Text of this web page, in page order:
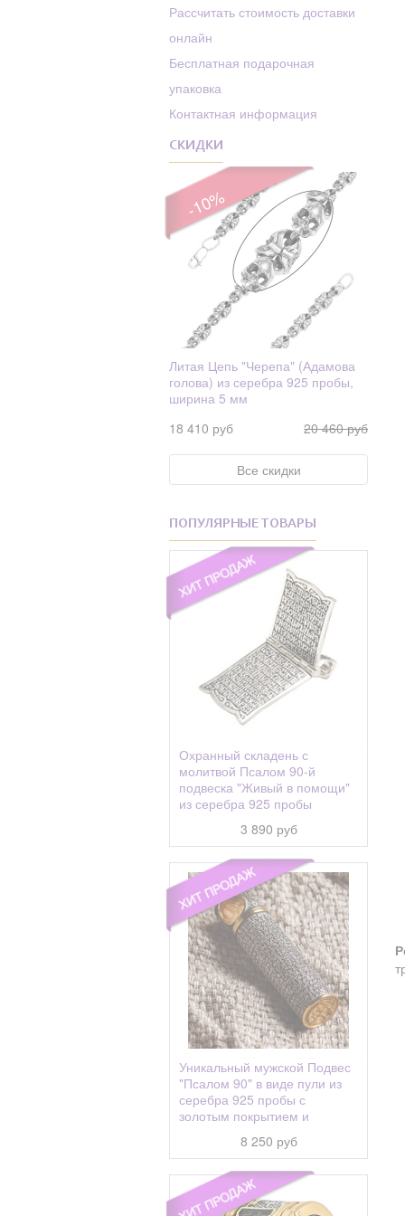
Родолит
Рубин
Сапфир
Сапфир Фианит
Swarovski
Сапфиры
Стекло
Стразы
Танзанит
Текстиль
Топаз
Турмалин
Фианит
Фианит Swarovski
Хризолит
Циркон
Цитрин
Эмаль
Алексей
Алексий (Алексей)
Алиса
Амос
Анастасий
Анастасия
Анатолий
Ангел Хранитель
Ангелина
Ангелина (Анжела,
Анжелика)
Андрей
Антон, Антоний
Антоний
Антонина
Аполлинарий
Аполлинария
Апфия(Аппия)
Арефа
Ариадна (Алина, Арина)
Аркадий
Арсений
Арсения
Артем, Артемий
Артема апостол
Артемий (Артём)
Архип
Афанасий
Афанасия
Ахтырская
Беседная
Бидзина
Благодатное Небо
Рассчитать стоимость доставки
онлайн
Бесплатная подарочная
упаковка
Контактная информация
СКИДКИ
-10%
Литая Цепь "Черепа" (Адамова
голова) из серебра 925 пробы,
ширина 5 мм
18 410 руб
20 460 руб
Все скидки
ПОПУЛЯРНЫЕ ТОВАРЫ
Охранный складень с
молитвой Псалом 90-й
подвеска "Живый в помощи"
из серебра 925 пробы
3 890 руб
Уникальный мужской Подвес
"Псалом 90" в виде пули из
серебра 925 пробы с
золотым покрытием и
8 250 руб